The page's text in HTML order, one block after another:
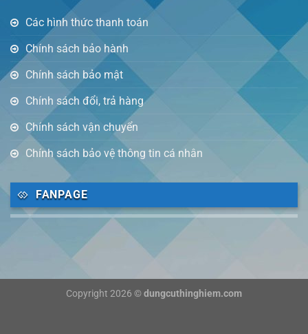
Các hình thức thanh toán
Chính sách bảo hành
Chính sách bảo mật
Chính sách đổi, trả hàng
Chính sách vận chuyển
Chính sách bảo vệ thông tin cá nhân
FANPAGE
Copyright 2026 © dungcuthinghiem.com